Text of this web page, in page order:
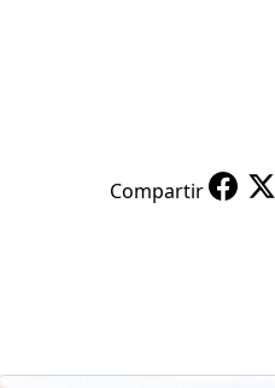
Compartir